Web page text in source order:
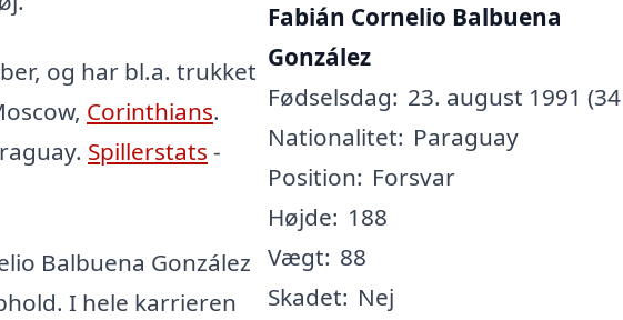
og har bl.a. trukket
Corinthians.
Spillerstats -
Balbuena González
I hele karrieren
Fabián Cornelio Balbuena
González
Fødselsdag: 23. august 1991
Nationalitet: Paraguay
Position: Forsvar
Højde: 188
Vægt: 88
Skadet: Nej